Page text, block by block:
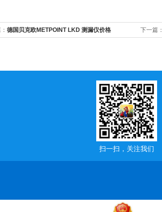
德国贝克欧METPOINT LKD 测漏仪价格 下一篇：
扫一扫，关注我们